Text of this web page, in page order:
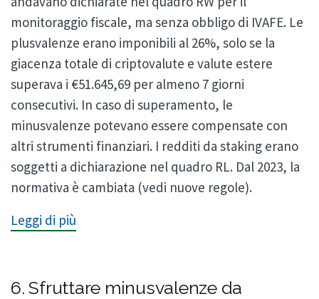
monitoraggio fiscale, ma senza obbligo di IVAFE. Le
plusvalenze erano imponibili al 26%, solo se la
giacenza totale di criptovalute e valute estere
superava i €51.645,69 per almeno 7 giorni
consecutivi. In caso di superamento, le
minusvalenze potevano essere compensate con
altri strumenti finanziari. I redditi da staking erano
soggetti a dichiarazione nel quadro RL. Dal 2023, la
normativa è cambiata (vedi nuove regole).
Leggi di più
6. Sfruttare minusvalenze da